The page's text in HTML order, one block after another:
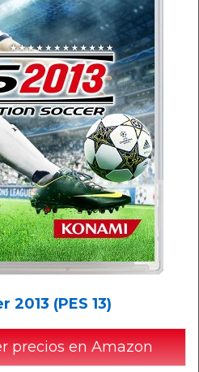
(PES 13)
precios en Amazon